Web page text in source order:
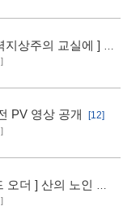
상주의 교실에 ] 블
[8]
PV 영상 공개 [12]
오더 ] 산의 노인 신